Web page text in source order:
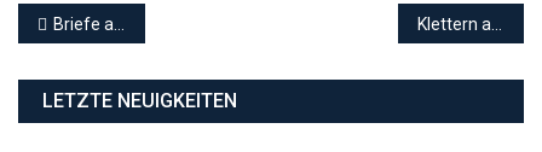
Beitragsnavigation
Briefe aus dem Kultusministerium – 22.07.2021
LETZTE NEUIGKEITEN